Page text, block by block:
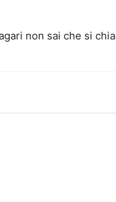
non sai che si